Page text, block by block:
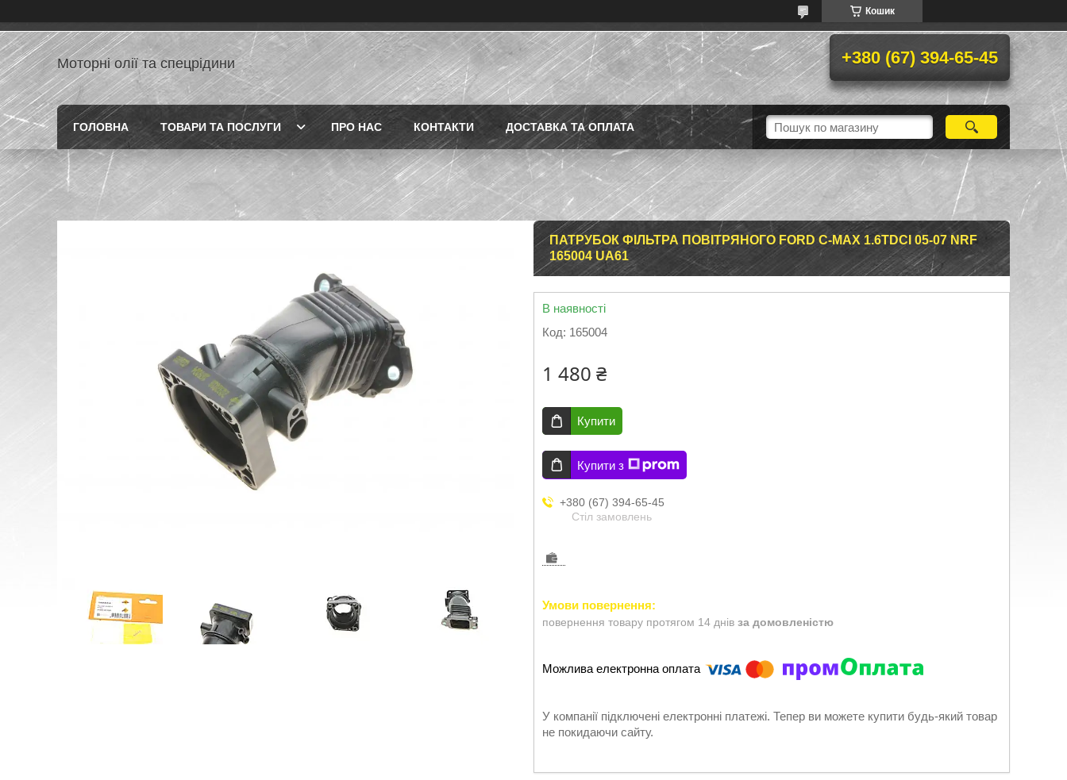
Кошик
Моторні олії та спецрідини +380 (67) 394-65-45
ГОЛОВНА ТОВАРИ ТА ПОСЛУГИ ПРО НАС КОНТАКТИ ДОСТАВКА ТА ОПЛАТА
ПАТРУБОК ФІЛЬТРА ПОВІТРЯНОГО FORD C-MAX 1.6TDCI 05-07 NRF
165004 UA61
В наявності
Код: 165004
1 480 ₴
Купити
Купити з
+380 (67) 394-65-45
Стіл замовлень
повернення товару протягом 14 днів за домовленістю
У компанії підключені електронні платежі. Тепер ви можете купити будь-який товар
не покидаючи сайту.